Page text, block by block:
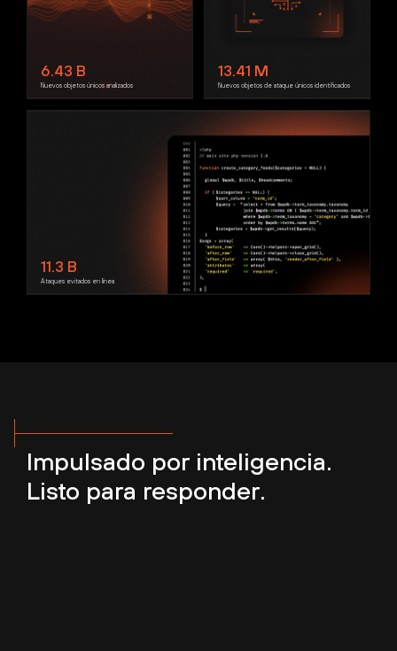
6.43 B
Nuevos objetos únicos analizados
13.41 M
Nuevos objetos de ataque únicos identificados
11.3 B
Ataques evitados en línea
Impulsado por inteligencia.
Listo para responder.